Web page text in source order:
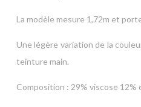
La modèle mesure 1,72m et
Une légère variation de la
teinture main.
Composition : 29% viscose 12%